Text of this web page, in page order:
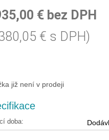
€ bez DPH
€ s DPH)
již není v prodeji
doba: